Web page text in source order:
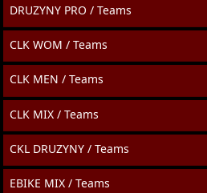
DRUZYNY PRO / Teams
CLK WOM / Teams
CLK MEN / Teams
CLK MIX / Teams
CKL DRUZYNY / Teams
EBIKE MIX / Teams